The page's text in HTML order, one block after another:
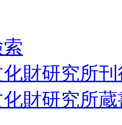
財研究所
財研究所